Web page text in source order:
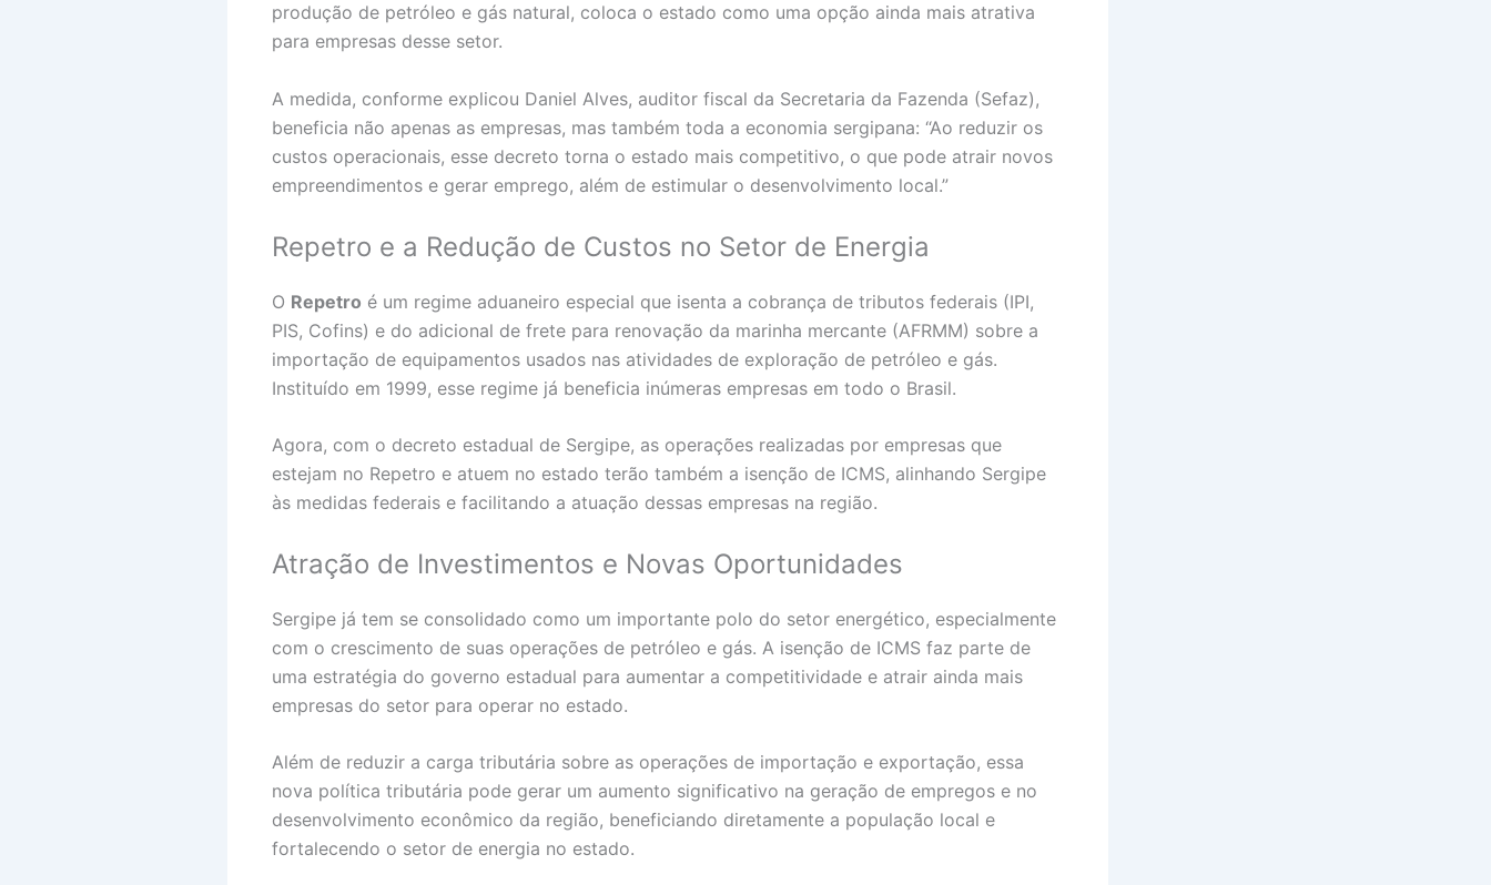
produção de petróleo e gás natural, coloca o estado como uma opção ainda mais atrativa
para empresas desse setor.
A medida, conforme explicou Daniel Alves, auditor fiscal da Secretaria da Fazenda (Sefaz),
beneficia não apenas as empresas, mas também toda a economia sergipana: “Ao reduzir os
custos operacionais, esse decreto torna o estado mais competitivo, o que pode atrair novos
empreendimentos e gerar emprego, além de estimular o desenvolvimento local.”
Repetro e a Redução de Custos no Setor de Energia
O Repetro é um regime aduaneiro especial que isenta a cobrança de tributos federais (IPI,
PIS, Cofins) e do adicional de frete para renovação da marinha mercante (AFRMM) sobre a
importação de equipamentos usados nas atividades de exploração de petróleo e gás.
Instituído em 1999, esse regime já beneficia inúmeras empresas em todo o Brasil.
Agora, com o decreto estadual de Sergipe, as operações realizadas por empresas que
estejam no Repetro e atuem no estado terão também a isenção de ICMS, alinhando Sergipe
às medidas federais e facilitando a atuação dessas empresas na região.
Atração de Investimentos e Novas Oportunidades
Sergipe já tem se consolidado como um importante polo do setor energético, especialmente
com o crescimento de suas operações de petróleo e gás. A isenção de ICMS faz parte de
uma estratégia do governo estadual para aumentar a competitividade e atrair ainda mais
empresas do setor para operar no estado.
Além de reduzir a carga tributária sobre as operações de importação e exportação, essa
nova política tributária pode gerar um aumento significativo na geração de empregos e no
desenvolvimento econômico da região, beneficiando diretamente a população local e
fortalecendo o setor de energia no estado.